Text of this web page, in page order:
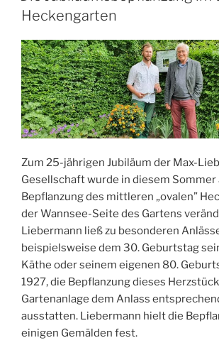
Heckengarten
Zum 25-jährigen Jubiläum der Max-
Gesellschaft wurde in diesem Sommer
Bepflanzung des mittleren „ovalen”
der Wannsee-Seite des Gartens
Liebermann ließ zu besonderen
beispielsweise dem 30. Geburtstag
Käthe oder seinem eigenen 80.
1927, die Bepflanzung dieses
Gartenanlage dem Anlass
ausstatten. Liebermann hielt die
einigen Gemälden fest.